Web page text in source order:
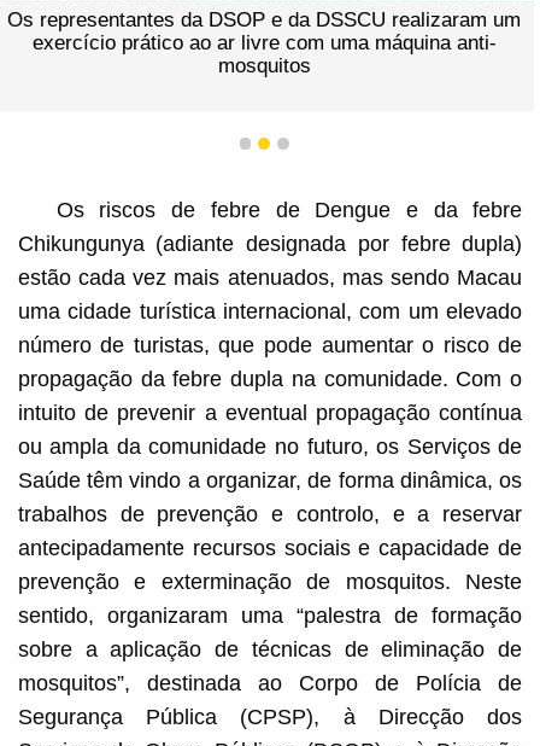
Os representantes da DSOP e da DSSCU realizaram um
exercício prático ao ar livre com uma máquina anti-
mosquitos
1 2 3
Os riscos de febre de Dengue e da febre
Chikungunya (adiante designada por febre dupla)
estão cada vez mais atenuados, mas sendo Macau
uma cidade turística internacional, com um elevado
número de turistas, que pode aumentar o risco de
propagação da febre dupla na comunidade. Com o
intuito de prevenir a eventual propagação contínua
ou ampla da comunidade no futuro, os Serviços de
Saúde têm vindo a organizar, de forma dinâmica, os
trabalhos de prevenção e controlo, e a reservar
antecipadamente recursos sociais e capacidade de
prevenção e exterminação de mosquitos. Neste
sentido, organizaram uma “palestra de formação
sobre a aplicação de técnicas de eliminação de
mosquitos”, destinada ao Corpo de Polícia de
Segurança Pública (CPSP), à Direcção dos